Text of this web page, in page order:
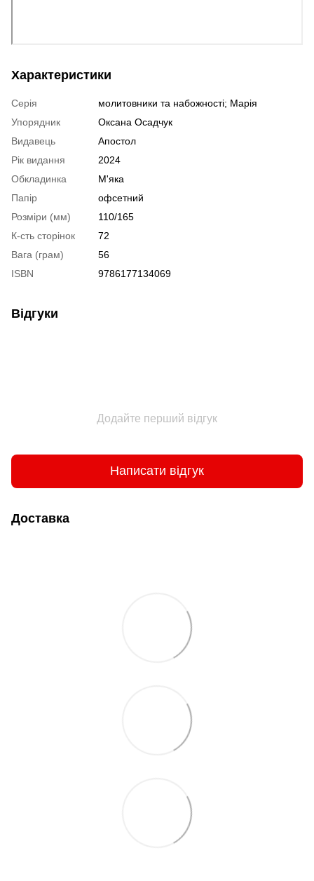
Характеристики
Серія
молитовники та набожності; Марія
Упорядник
Оксана Осадчук
Видавець
Апостол
Рік видання
2024
Обкладинка
М'яка
Папір
офсетний
Розміри (мм)
110/165
К-сть сторінок
72
Вага (грам)
56
ISBN
9786177134069
Відгуки
Додайте перший відгук
Написати відгук
Доставка